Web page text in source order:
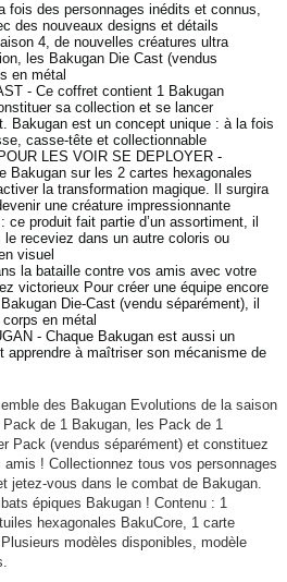
fois des personnages inédits et connus,
des nouveaux designs et détails
4, de nouvelles créatures ultra
les Bakugan Die Cast (vendus
en métal
- Ce coffret contient 1 Bakugan
sa collection et se lancer
Bakugan est un concept unique : à la fois
casse-tête et collectionnable
LES VOIR SE DEPLOYER -
Bakugan sur les 2 cartes hexagonales
la transformation magique. Il surgira
une créature impressionnante
produit fait partie d’un assortiment, il
receviez dans un autre coloris ou
visuel
la bataille contre vos amis avec votre
victorieux Pour créer une équipe encore
Die-Cast (vendu séparément), il
en métal
- Chaque Bakugan est aussi un
apprendre à maîtriser son mécanisme de
des Bakugan Evolutions de la saison
de 1 Bakugan, les Pack de 1
Pack (vendus séparément) et constituez
! Collectionnez tous vos personnages
jetez-vous dans le combat de Bakugan.
épiques Bakugan ! Contenu : 1
hexagonales BakuCore, 1 carte
modèles disponibles, modèle